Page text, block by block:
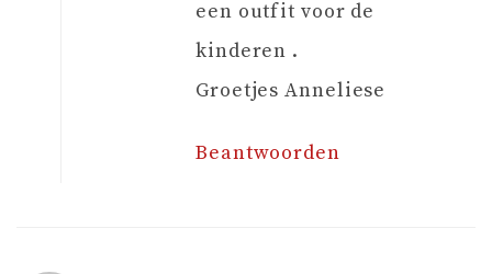
een outfit voor de
kinderen .
Groetjes Anneliese
Beantwoorden